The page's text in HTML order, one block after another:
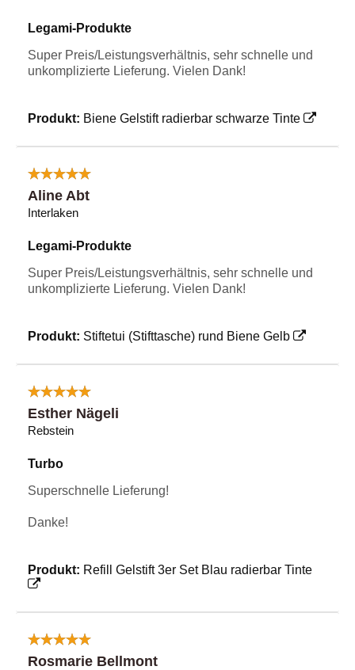
Legami-Produkte
Super Preis/Leistungsverhältnis, sehr schnelle und
unkomplizierte Lieferung. Vielen Dank!
Produkt: Biene Gelstift radierbar schwarze Tinte
Aline Abt
Interlaken
Legami-Produkte
Super Preis/Leistungsverhältnis, sehr schnelle und
unkomplizierte Lieferung. Vielen Dank!
Produkt: Stiftetui (Stifttasche) rund Biene Gelb
Esther Nägeli
Rebstein
Turbo
Superschnelle Lieferung!
Danke!
Produkt: Refill Gelstift 3er Set Blau radierbar Tinte
Rosmarie Bellmont